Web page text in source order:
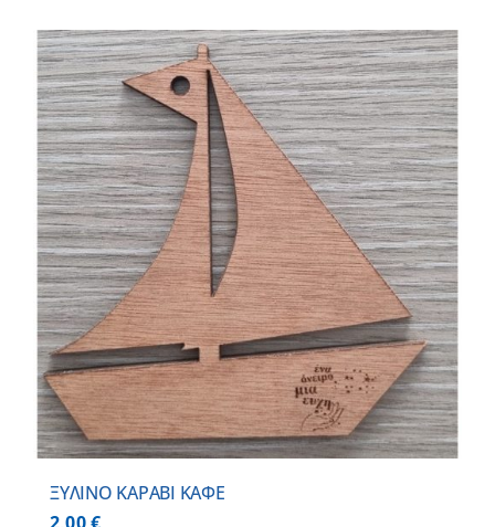
ΞΥΛΙΝΟ ΚΑΡΑΒΙ ΚΑΦΕ